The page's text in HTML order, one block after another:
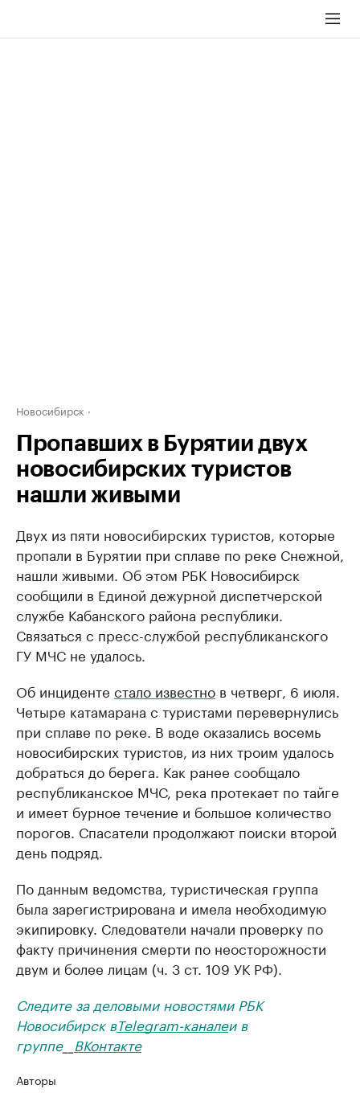
Новосибирск
Пропавших в Бурятии двух
новосибирских туристов
нашли живыми
Двух из пяти новосибирских туристов, которые
пропали в Бурятии при сплаве по реке Снежной,
нашли живыми. Об этом РБК Новосибирск
сообщили в Единой дежурной диспетчерской
службе Кабанского района республики.
Связаться с пресс-службой республиканского
ГУ МЧС не удалось.
Об инциденте стало известно в четверг, 6 июля.
Четыре катамарана с туристами перевернулись
при сплаве по реке. В воде оказались восемь
новосибирских туристов, из них троим удалось
добраться до берега. Как ранее сообщало
республиканское МЧС, река протекает по тайге
и имеет бурное течение и большое количество
порогов. Спасатели продолжают поиски второй
день подряд.
По данным ведомства, туристическая группа
была зарегистрирована и имела необходимую
экипировку. Следователи начали проверку по
факту причинения смерти по неосторожности
двум и более лицам (ч. 3 ст. 109 УК РФ).
Следите за деловыми новостями РБК
Новосибирск вTelegram-каналеи в
группе__ ВКонтакте
Авторы